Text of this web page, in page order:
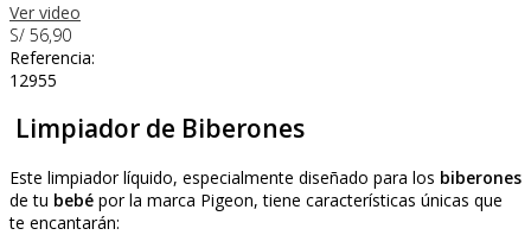
Ver video
S/ 56,90
Referencia:
12955
Limpiador de Biberones
Este limpiador líquido, especialmente diseñado para los biberones
de tu bebé por la marca Pigeon, tiene características únicas que
te encantarán: